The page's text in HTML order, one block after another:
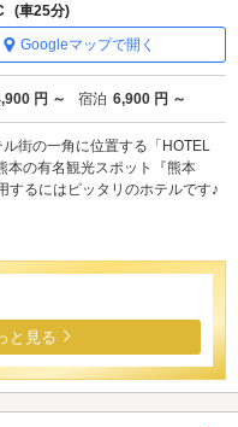
(車25分)
Googleマップで開く
円 ～ 宿泊 6,900 円 ～
街の一角に位置する「HOTEL
本の有名観光スポット『熊本
するにはピッタリのホテルです♪
と見る